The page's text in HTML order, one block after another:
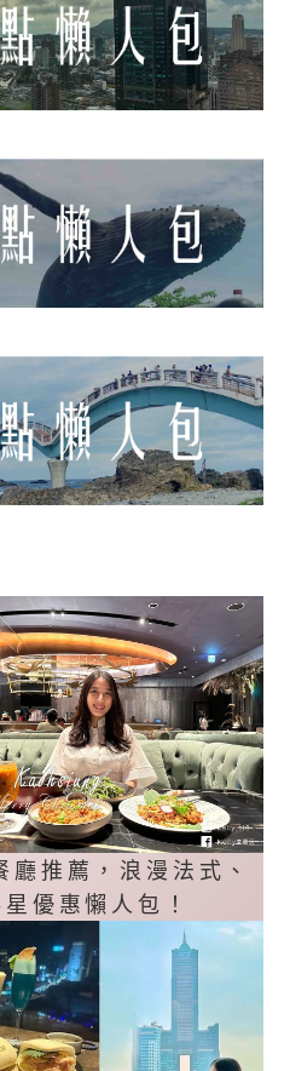
推薦，浪漫法式、
優惠懶人包！